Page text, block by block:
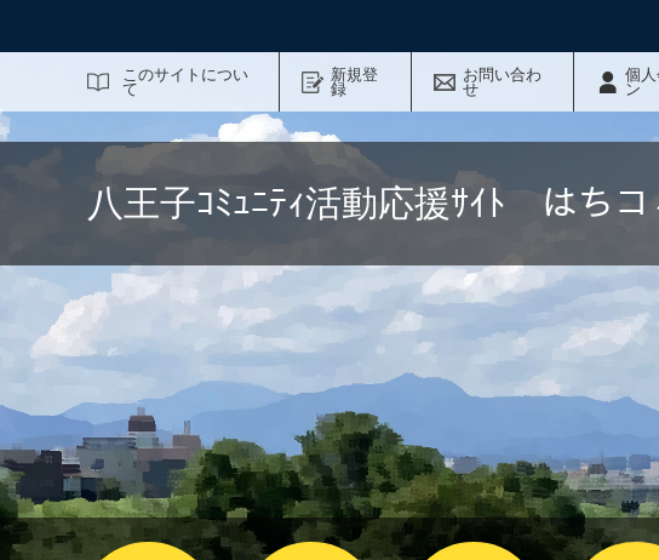
このサイトについ
て
新規登
録
お問い合わ
せ
個
ン
八王子ｺﾐｭﾆﾃｨ活動応援ｻｲﾄ はちコ